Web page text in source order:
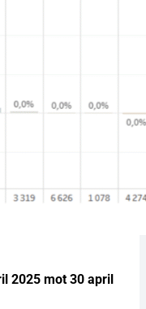
2025 mot 30 april